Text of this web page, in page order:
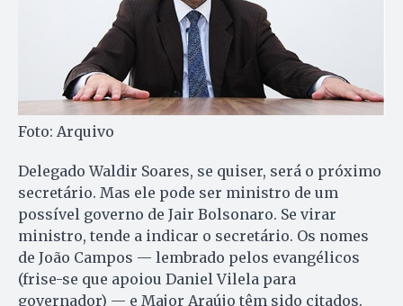
Foto: Arquivo
Delegado Waldir Soares, se quiser, será o próximo
secretário. Mas ele pode ser ministro de um
possível governo de Jair Bolsonaro. Se virar
ministro, tende a indicar o secretário. Os nomes
de João Campos — lembrado pelos evangélicos
(frise-se que apoiou Daniel Vilela para
governador) — e Major Araújo têm sido citados.